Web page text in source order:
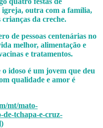
igreja, outra com a família,
crianças da creche.
de pessoas centenárias no
melhor, alimentação e
e tratamentos.
idoso é um jovem que deu
qualidade e amor é
mt/mato-
de-tchapa-e-cruz-
)